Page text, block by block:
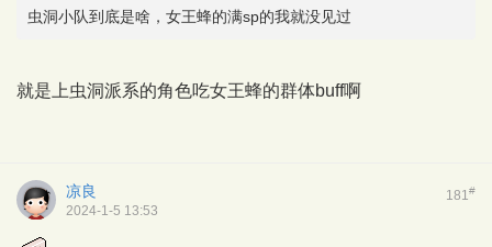
虫洞小队到底是啥，女王蜂的满sp的我就没见过
就是上虫洞派系的角色吃女王蜂的群体buff啊
181#
凉良
2024-1-5 13:53